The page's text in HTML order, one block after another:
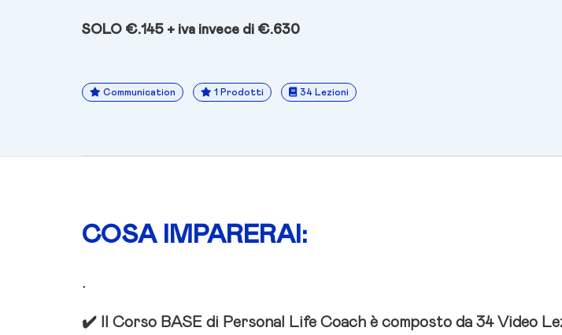
SOLO €.145 + iva invece di €.630
Communication 1 Prodotti 34 Lezioni
COSA IMPARERAI:
.
✔️ Il Corso BASE di Personal Life Coach è composto da 34 Video